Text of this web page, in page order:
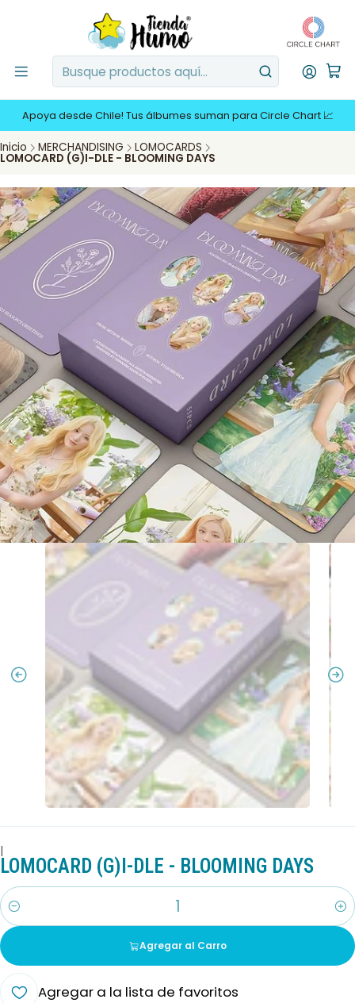
Apoya desde Chile! Tus álbumes suman para Circle Chart 📈
Inicio MERCHANDISING LOMOCARDS
LOMOCARD (G)I-DLE - BLOOMING DAYS
|
LOMOCARD (G)I-DLE - BLOOMING DAYS
Cantidad
Agregar al Carro
Agregar a la lista de favoritos